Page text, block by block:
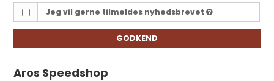
Jeg vil gerne tilmeldes nyhedsbrevet
GODKEND
Aros Speedshop